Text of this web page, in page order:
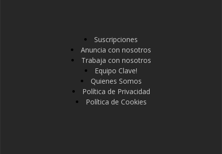
Suscripciones
Anuncia con nosotros
Trabaja con nosotros
Equipo Clave!
Quienes Somos
Política de Privacidad
Política de Cookies